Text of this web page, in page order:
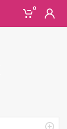
0